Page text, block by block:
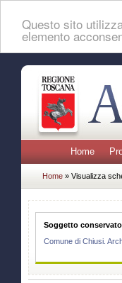
Questo sito
elemento
Home
Home » Visualizza
Soggetto
Comune di Chiusi.